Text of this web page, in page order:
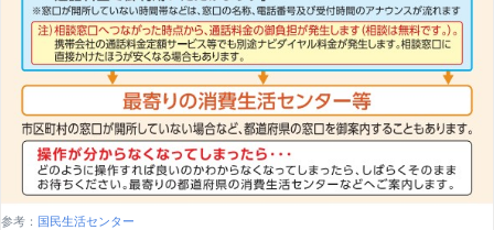
参考： 国民生活センター